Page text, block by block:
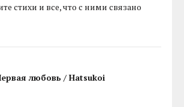
стихи и все, что с ними связано
любовь / Hatsukoi